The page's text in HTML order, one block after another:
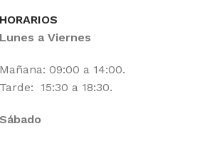
HORARIOS
Lunes a Viernes
Mañana: 09:00 a 14:00.
Tarde: 15:30 a 18:30.
Sábado